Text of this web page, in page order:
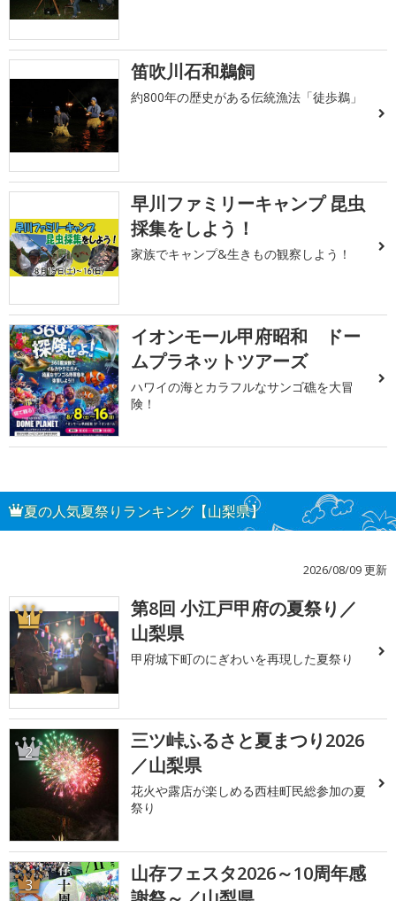
笛吹川石和鵜飼
約800年の歴史がある伝統漁法「徒歩鵜」
早川ファミリーキャンプ 昆虫
採集をしよう！
家族でキャンプ&生きもの観察しよう！
イオンモール甲府昭和 ドー
ムプラネットツアーズ
ハワイの海とカラフルなサンゴ礁を大冒
険！
夏の人気夏祭りランキング【山梨県】
2026/08/09 更新
1
第8回 小江戸甲府の夏祭り／
山梨県
甲府城下町のにぎわいを再現した夏祭り
2
三ツ峠ふるさと夏まつり2026
／山梨県
花火や露店が楽しめる西桂町民総参加の夏
祭り
3
山存フェスタ2026～10周年感